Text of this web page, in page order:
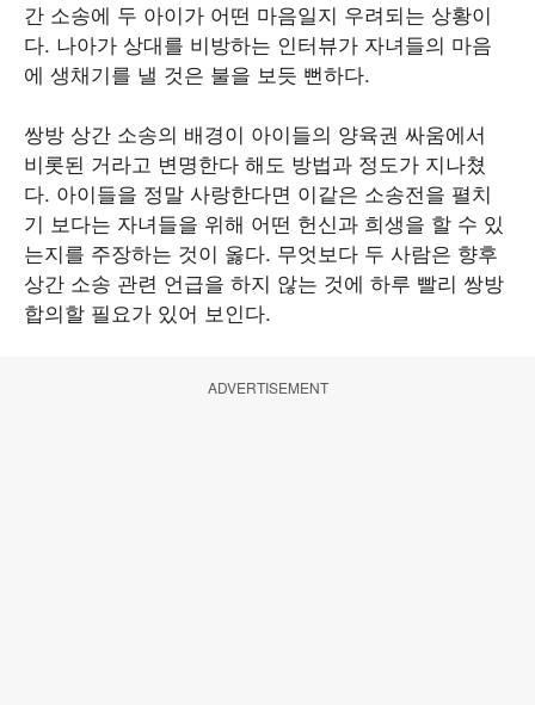
간 소송에 두 아이가 어떤 마음일지 우려되는 상황이
다. 나아가 상대를 비방하는 인터뷰가 자녀들의 마음
에 생채기를 낼 것은 불을 보듯 뻔하다.
쌍방 상간 소송의 배경이 아이들의 양육권 싸움에서
비롯된 거라고 변명한다 해도 방법과 정도가 지나쳤
다. 아이들을 정말 사랑한다면 이같은 소송전을 펼치
기 보다는 자녀들을 위해 어떤 헌신과 희생을 할 수 있
는지를 주장하는 것이 옳다. 무엇보다 두 사람은 향후
상간 소송 관련 언급을 하지 않는 것에 하루 빨리 쌍방
합의할 필요가 있어 보인다.
ADVERTISEMENT